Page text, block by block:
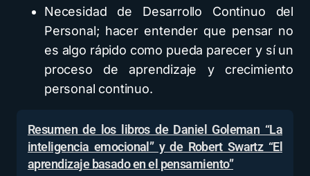
Necesidad de Desarrollo Continuo del
Personal; hacer entender que pensar no
es algo rápido como pueda parecer y sí un
proceso de aprendizaje y crecimiento
personal continuo.
Resumen de los libros de Daniel Goleman “La
inteligencia emocional” y de Robert Swartz “El
aprendizaje basado en el pensamiento”